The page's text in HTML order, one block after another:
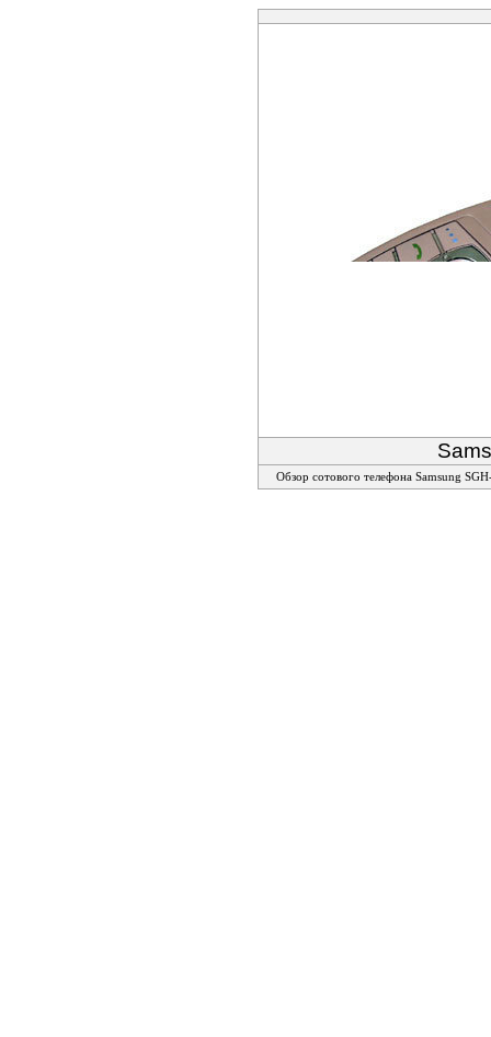
Обзор сотового телефона Samsung